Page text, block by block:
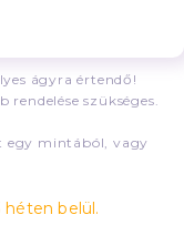
ágyra értendő!
szükséges.
egy mintából, vagy
héten belül.